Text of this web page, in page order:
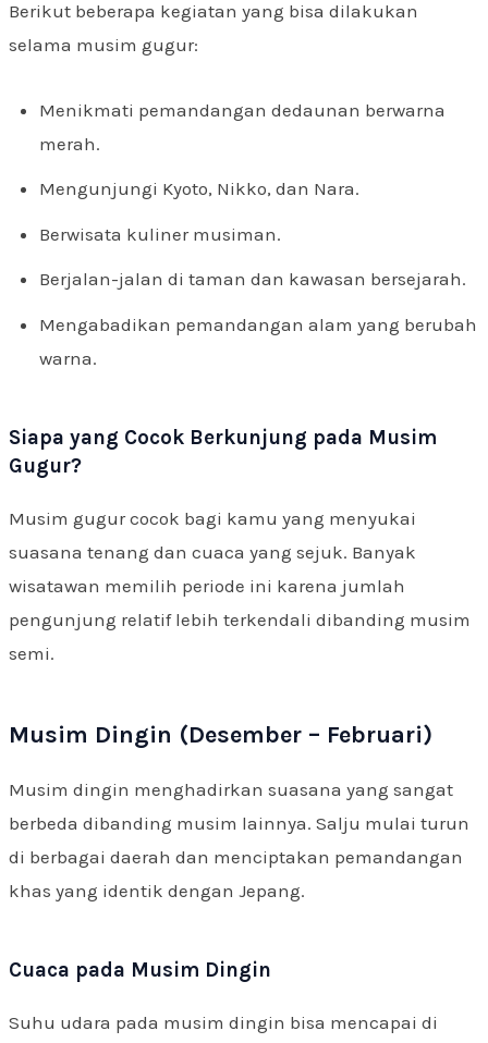
Berikut beberapa kegiatan yang bisa dilakukan
selama musim gugur:
Menikmati pemandangan dedaunan berwarna
merah.
Mengunjungi Kyoto, Nikko, dan Nara.
Berwisata kuliner musiman.
Berjalan-jalan di taman dan kawasan bersejarah.
Mengabadikan pemandangan alam yang berubah
warna.
Siapa yang Cocok Berkunjung pada Musim
Gugur?
Musim gugur cocok bagi kamu yang menyukai
suasana tenang dan cuaca yang sejuk. Banyak
wisatawan memilih periode ini karena jumlah
pengunjung relatif lebih terkendali dibanding musim
semi.
Musim Dingin (Desember – Februari)
Musim dingin menghadirkan suasana yang sangat
berbeda dibanding musim lainnya. Salju mulai turun
di berbagai daerah dan menciptakan pemandangan
khas yang identik dengan Jepang.
Cuaca pada Musim Dingin
Suhu udara pada musim dingin bisa mencapai di